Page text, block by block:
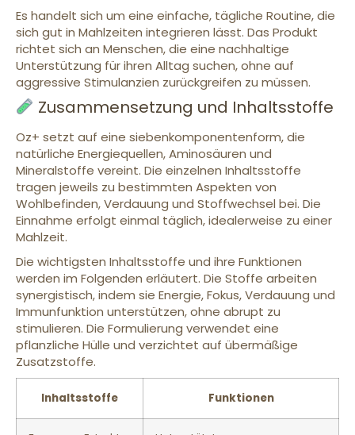
Es handelt sich um eine einfache, tägliche Routine, die
sich gut in Mahlzeiten integrieren lässt. Das Produkt
richtet sich an Menschen, die eine nachhaltige
Unterstützung für ihren Alltag suchen, ohne auf
aggressive Stimulanzien zurückgreifen zu müssen.
Zusammensetzung und Inhaltsstoffe
Oz+ setzt auf eine siebenkomponentenform, die
natürliche Energiequellen, Aminosäuren und
Mineralstoffe vereint. Die einzelnen Inhaltsstoffe
tragen jeweils zu bestimmten Aspekten von
Wohlbefinden, Verdauung und Stoffwechsel bei. Die
Einnahme erfolgt einmal täglich, idealerweise zu einer
Mahlzeit.
Die wichtigsten Inhaltsstoffe und ihre Funktionen
werden im Folgenden erläutert. Die Stoffe arbeiten
synergistisch, indem sie Energie, Fokus, Verdauung und
Immunfunktion unterstützen, ohne abrupt zu
stimulieren. Die Formulierung verwendet eine
pflanzliche Hülle und verzichtet auf übermäßige
Zusatzstoffe.
Inhaltsstoffe Funktionen